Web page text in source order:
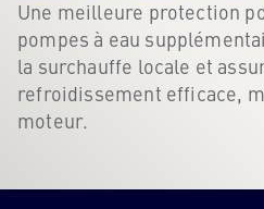
Une meilleure protection
pompes à eau
la surchauffe locale et
refroidissement efficace,
moteur.